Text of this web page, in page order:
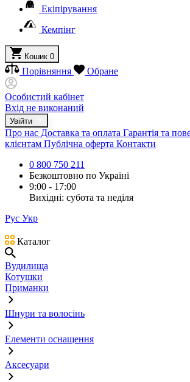
Екіпірування
Кемпінг
Кошик 0
Порівняння Обране
Особистий кабінет
Вхід не виконаний
Увійти
Про нас Доставка та оплата Гарантія та
клієнтам Публічна оферта Контакти
0 800 750 211
Безкоштовно по Україні
9:00 - 17:00
Вихідні: субота та неділя
Рус Укр
Каталог
Вудилища
Котушки
Приманки
Шнури та волосінь
Елементи оснащення
Аксесуари